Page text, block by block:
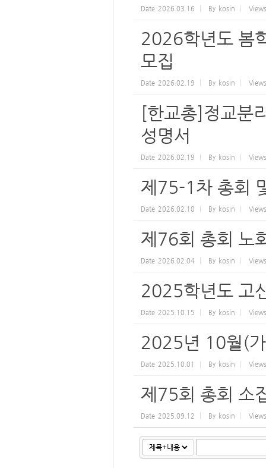
Date 2026.03.16 By kosin Views
2026학년도 봄
모집
Date 2026.02.19 By kosin Views
[한교총]정교분
성명서
Date 2026.02.19 By kosin Views
제75-1차 총회
Date 2026.02.10 By kosin Views
제76회 총회 노
Date 2026.02.04 By kosin Views
2025학년도 고
Date 2025.10.15 By kosin Views
2025년 10월(
Date 2025.10.01 By kosin Views
제75회 총회 소
Date 2025.09.12 By kosin Views